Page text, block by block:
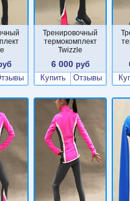
Тренировочный
термокомплект
Twizzle
6 000руб
Купить
Отзывы